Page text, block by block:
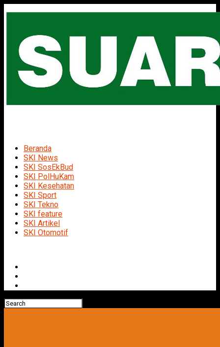
Beranda
SKI News
SKI SosEkBud
SKI PolHuKam
SKI Kesehatan
SKI Sport
SKI Tekno
SKI feature
SKI Artikel
SKI Otomotif